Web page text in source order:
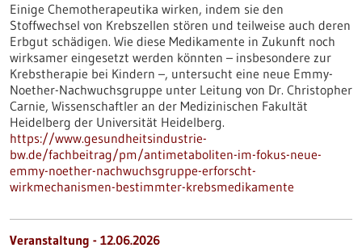
Einige Chemotherapeutika wirken, indem sie den
Stoffwechsel von Krebszellen stören und teilweise auch deren
Erbgut schädigen. Wie diese Medikamente in Zukunft noch
wirksamer eingesetzt werden könnten – insbesondere zur
Krebstherapie bei Kindern –, untersucht eine neue Emmy-
Noether-Nachwuchsgruppe unter Leitung von Dr. Christopher
Carnie, Wissenschaftler an der Medizinischen Fakultät
Heidelberg der Universität Heidelberg.
https://www.gesundheitsindustrie-
bw.de/fachbeitrag/pm/antimetaboliten-im-fokus-neue-
emmy-noether-nachwuchsgruppe-erforscht-
wirkmechanismen-bestimmter-krebsmedikamente
Veranstaltung - 12.06.2026